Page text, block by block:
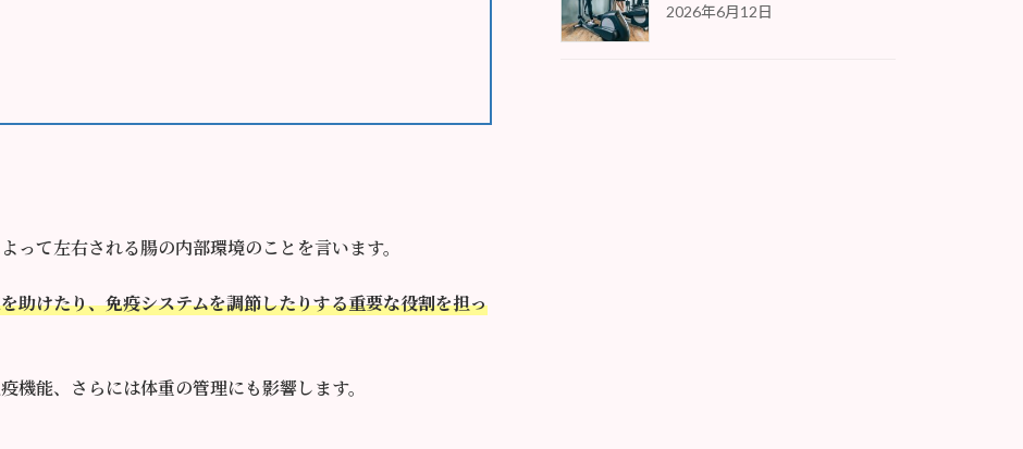
って左右される腸の内部環境のことを言います。
助けたり、免疫システムを調節したりする重要な役割を担っ
機能、さらには体重の管理にも影響します。
2026年6月12日